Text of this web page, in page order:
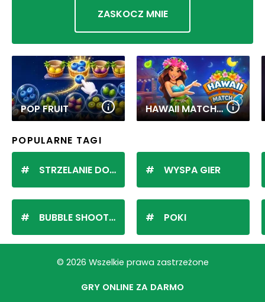
ZASKOCZ MNIE
POP FRUIT HAWAII MATCH 6
POPULARNE TAGI
STRZELANIE DO KULEK
BUBBLE SHOOTER
WYSPA GIER
POKI
© 2026 Wszelkie prawa zastrzeżone
GRY ONLINE ZA DARMO